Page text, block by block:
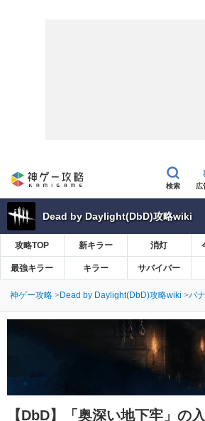
広
Dead by Daylight(DbD)攻略wiki
攻略TOP 新キラー 消灯
最強キラー キラー サバイバー
神ゲー攻略 Dead by Daylight(DbD)攻略wiki バ
【DbD】
「奥深い地下牢」の